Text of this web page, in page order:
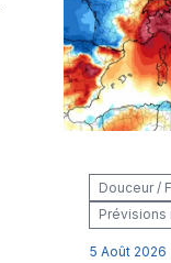
Douceur /
Prévisions
5 Août 2026